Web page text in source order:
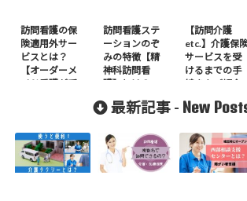
訪問看護の保
険適用外サー
ビスとは？
【オーダーメ
イド看護が受
訪問看護ステ
ーションのぞ
みの特徴【精
神科訪問看
護】とは？
【訪問介護
etc.】介護保
サービスを受
けるまでの手
続きをご紹介
最新記事 - New